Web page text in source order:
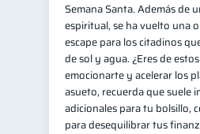
Semana Santa. Además de
espiritual, se ha vuelto una
escape para los citadinos
de sol y agua. ¿Eres de
emocionarte y acelerar los
asueto, recuerda que suele
adicionales para tu bolsillo,
para desequilibrar tus